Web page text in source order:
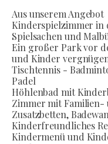
Aus unserem Angebot
Kinderspielzimmer in
Spielsachen und
Ein großer Park vor
und Kinder
Tischtennis -
Padel
Höhlenbad mit
Zimmer mit Familien-
Zusatzbetten,
Kinderfreundliches
Kindermenü und